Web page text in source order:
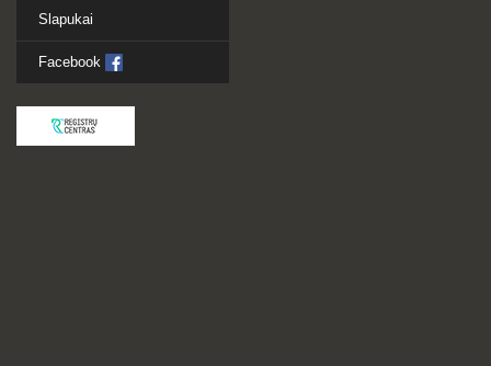
Slapukai
Facebook